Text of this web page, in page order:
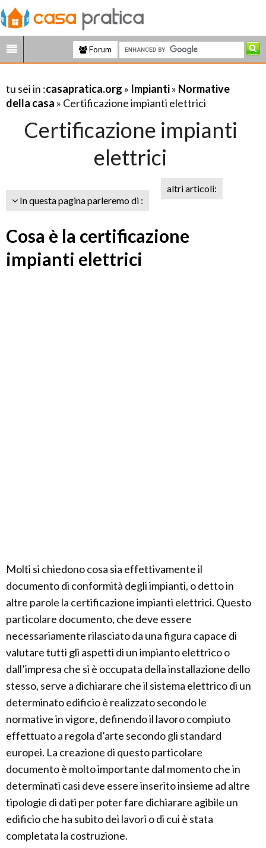
Forum
tu sei in :casapratica.org » Impianti» Normative
della casa » Certificazione impianti elettrici
Certificazione impianti
elettrici
In questa pagina parleremo di :
altri articoli:
Cosa è la certificazione
impianti elettrici
Molti si chiedono cosa sia effettivamente il
documento di conformità degli impianti, o detto in
altre parole la certificazione impianti elettrici. Questo
particolare documento, che deve essere
necessariamente rilasciato da una figura capace di
valutare tutti gli aspetti di un impianto elettrico o
dall’impresa che si è occupata della installazione dello
stesso, serve a dichiarare che il sistema elettrico di un
determinato edificio è realizzato secondo le
normative in vigore, definendo il lavoro compiuto
effettuato a regola d’arte secondo gli standard
europei. La creazione di questo particolare
documento è molto importante dal momento che in
determinati casi deve essere inserito insieme ad altre
tipologie di dati per poter fare dichiarare agibile un
edificio che ha subito dei lavori o di cui è stata
completata la costruzione.